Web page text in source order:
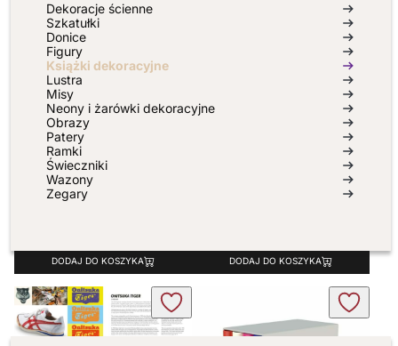
Album Versace Catwalk
DODAJ DO KOSZYKA DODAJ DO KOSZYKA
Dekoracje ścienne
Szkatułki
Donice
Figury
Książki dekoracyjne
Lustra
Misy
Neony i żarówki dekoracyjne
Obrazy
Patery
Ramki
Świeczniki
Wazony
Zegary